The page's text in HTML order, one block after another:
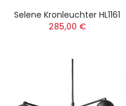
Selene Kronleuchter HL1161
285,00 €